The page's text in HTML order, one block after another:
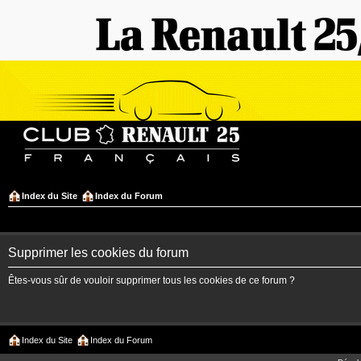
Index du Site Index du Forum
Supprimer les cookies du forum
Êtes-vous sûr de vouloir supprimer tous les cookies de ce forum ?
Index du Site Index du Forum